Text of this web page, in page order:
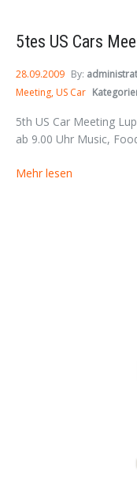
5tes US Cars
28.09.2009 By:
Meeting US Car
5th US Car Meeting
ab 9.00 Uhr Music,
Mehr lesen